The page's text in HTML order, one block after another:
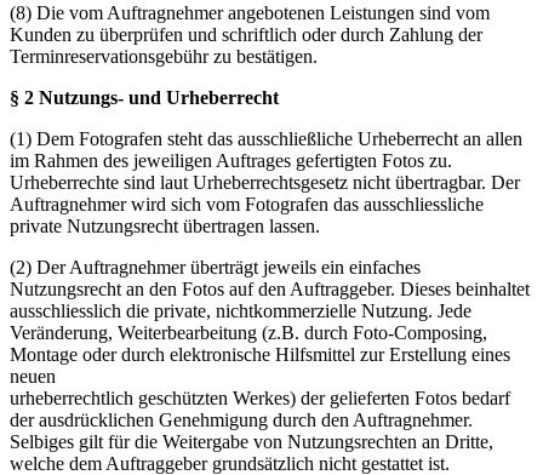
(8) Die vom Auftragnehmer angebotenen Leistungen sind vom
Kunden zu überprüfen und schriftlich oder durch Zahlung der
Terminreservationsgebühr zu bestätigen.
§ 2 Nutzungs- und Urheberrecht
(1) Dem Fotografen steht das ausschließliche Urheberrecht an allen
im Rahmen des jeweiligen Auftrages gefertigten Fotos zu.
Urheberrechte sind laut Urheberrechtsgesetz nicht übertragbar. Der
Auftragnehmer wird sich vom Fotografen das ausschliessliche
private Nutzungsrecht übertragen lassen.
(2) Der Auftragnehmer überträgt jeweils ein einfaches
Nutzungsrecht an den Fotos auf den Auftraggeber. Dieses beinhaltet
ausschliesslich die private, nichtkommerzielle Nutzung. Jede
Veränderung, Weiterbearbeitung (z.B. durch Foto-Composing,
Montage oder durch elektronische Hilfsmittel zur Erstellung eines
neuen
urheberrechtlich geschützten Werkes) der gelieferten Fotos bedarf
der ausdrücklichen Genehmigung durch den Auftragnehmer.
Selbiges gilt für die Weitergabe von Nutzungsrechten an Dritte,
welche dem Auftraggeber grundsätzlich nicht gestattet ist.